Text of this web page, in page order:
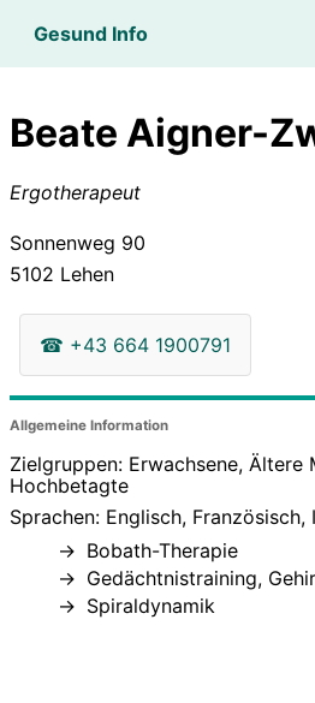
Gesund Info
Beate Aigner-
Ergotherapeut
Sonnenweg 90
5102 Lehen
☎ +43 664 1900791
Allgemeine Information
Zielgruppen: Erwachsene, Ältere
Hochbetagte
Sprachen: Englisch,
Bobath-Therapie
Gedächtnistraining,
Spiraldynamik